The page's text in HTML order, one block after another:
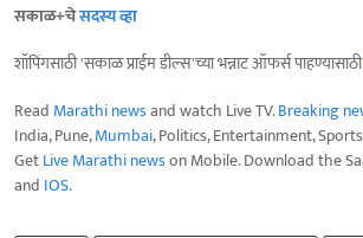
सकाळ+चेसदस्य व्हा
शॉपिंगसाठी 'सकाळ प्राईम डील्स'च्या भन्नाट ऑफर्स
Read Marathi newsand watch Live TV.Breaking
India, Pune,Mumbai, Politics, Entertainment,
GetLive Marathi newson Mobile. Download the
and IOS.